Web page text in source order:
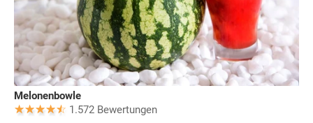
Melonenbowle
1.572 Bewertungen